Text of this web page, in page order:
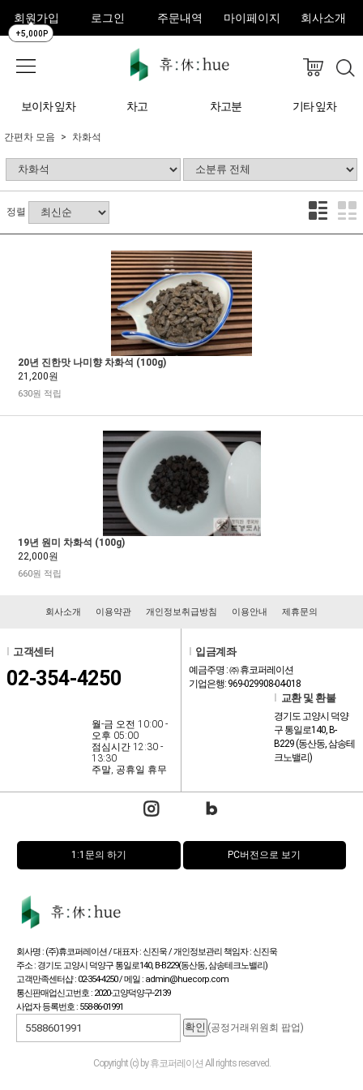
회원가입
+5,000P
로그인 주문내역 마이페이지 회사소개
보이차 잎차 차고 차고분 기타 잎차
간편차 모음 차화석
정렬
20년 진한맛 나미향 차화석 (100g)
21,200원
630원 적립
19년 원미 차화석 (100g)
22,000원
660원 적립
회사소개 이용약관 개인정보취급방침 이용안내 제휴문의
고객센터
02-354-4250
월-금 오전 10:00 -
오후 05:00
점심시간 12:30 -
13:30
주말, 공휴일 휴무
입금계좌
예금주명 : ㈜ 휴코퍼레이션
기업은행: 969-029908-04-018
교환 및 환불
경기도 고양시 덕양
구 통일로140, B-
B229 (동산동, 삼송테
크노밸리)
1:1문의 하기 PC버전으로 보기
회사명 : (주)휴코퍼레이션 / 대표자 : 신진욱 / 개인정보관리 책임자 : 신진욱
주소 : 경기도 고양시 덕양구 통일로140, B-B229(동산동, 삼송테크노밸리)
고객만족센터샵 : 02-354-4250 / 메일 : admin@huecorp.com
통신판매업신고번호 : 2020-고양덕양구-2139
사업자 등록번호 : 558-86-01991
(공정거래위원회 팝업)
Copyright (c) by 휴코퍼레이션 All rights reserved.